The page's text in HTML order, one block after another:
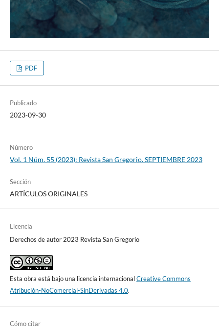
PDF
Publicado
2023-09-30
Número
Vol. 1 Núm. 55 (2023): Revista San Gregorio. SEPTIEMBRE 2023
Sección
ARTÍCULOS ORIGINALES
Licencia
Derechos de autor 2023 Revista San Gregorio
Esta obra está bajo una licencia internacionalCreative Commons
Atribución-NoComercial-SinDerivadas 4.0.
Cómo citar